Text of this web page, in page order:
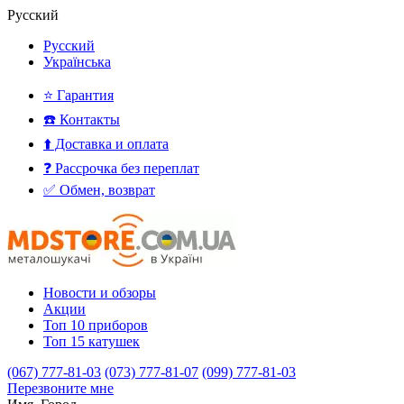
Русский
Русский
Українська
⭐ Гарантия
☎️ Контакты
⬆️ Доставка и оплата
❓ Рассрочка без переплат
✅ Обмен, возврат
Новости и обзоры
Акции
Топ 10 приборов
Топ 15 катушек
(067) 777-81-03 (073) 777-81-07 (099) 777-81-03
Перезвоните мне